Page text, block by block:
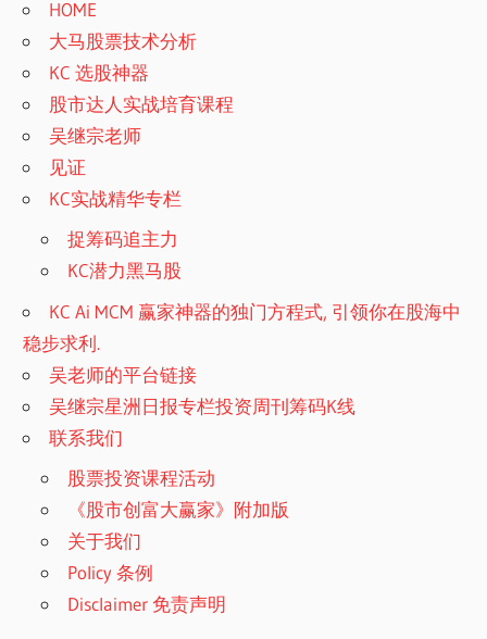
HOME
大马股票技术分析
KC 选股神器
股市达人实战培育课程
吴继宗老师
见证
KC实战精华专栏
捉筹码追主力
KC潜力黑马股
KC Ai MCM 赢家神器的独门方程式, 引领你在股海中
稳步求利.
吴老师的平台链接
吴继宗星洲日报专栏投资周刊筹码K线
联系我们
股票投资课程活动
《股市创富大赢家》附加版
关于我们
Policy 条例
Disclaimer 免责声明